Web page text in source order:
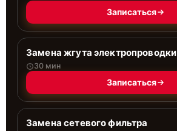
Записаться
Замена жгута электропроводки
30 мин
Записаться
Замена сетевого фильтра